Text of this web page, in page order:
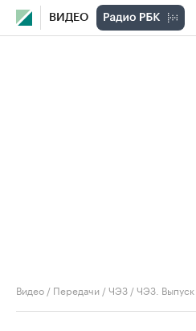
ВИДЕО
Видео / Передачи /ЧЭЗ /ЧЭЗ. Выпуск